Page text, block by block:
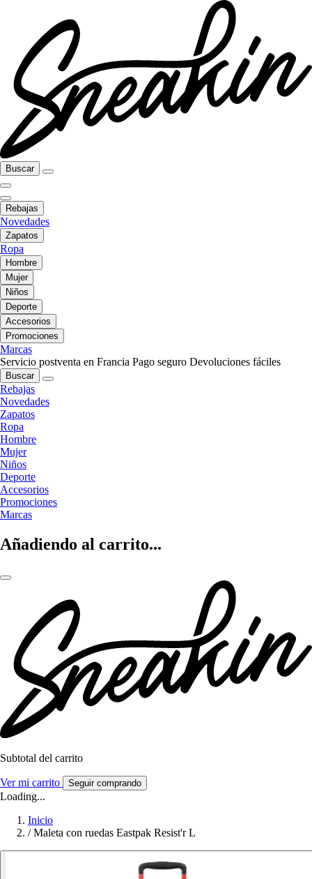
Buscar
Rebajas
Novedades
Zapatos
Ropa
Hombre
Mujer
Niños
Deporte
Accesorios
Promociones
Marcas
Servicio postventa en Francia Pago seguro Devoluciones fáciles
Buscar
Rebajas
Novedades
Zapatos
Ropa
Hombre
Mujer
Niños
Deporte
Accesorios
Promociones
Marcas
Añadiendo al carrito...
Subtotal del carrito
Ver mi carrito Seguir comprando
Loading...
Inicio
/ Maleta con ruedas Eastpak Resist'r L